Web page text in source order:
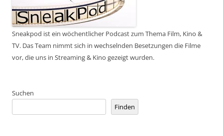
Sneakpod ist ein wöchentlicher Podcast zum Thema Film, Kino &
TV. Das Team nimmt sich in wechselnden Besetzungen die Filme
vor, die uns in Streaming & Kino gezeigt wurden.
Suchen
Finden